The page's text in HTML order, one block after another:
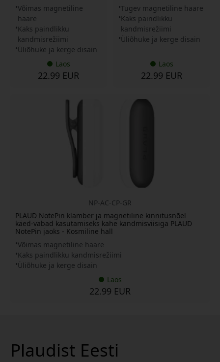
Võimas magnetiline
haare
Kaks paindlikku
kandmisrežiimi
Üliõhuke ja kerge disain
Laos
22.99 EUR
Tugev magnetiline haare
Kaks paindlikku
kandmisrežiimi
Üliõhuke ja kerge disain
Laos
22.99 EUR
NP-AC-CP-GR
PLAUD NotePin klamber ja magnetiline kinnitusnõel
käed-vabad kasutamiseks kahe kandmisviisiga PLAUD
NotePin jaoks - Kosmiline hall
Võimas magnetiline haare
Kaks paindlikku kandmisrežiimi
Üliõhuke ja kerge disain
Laos
22.99 EUR
Plaudist Eesti